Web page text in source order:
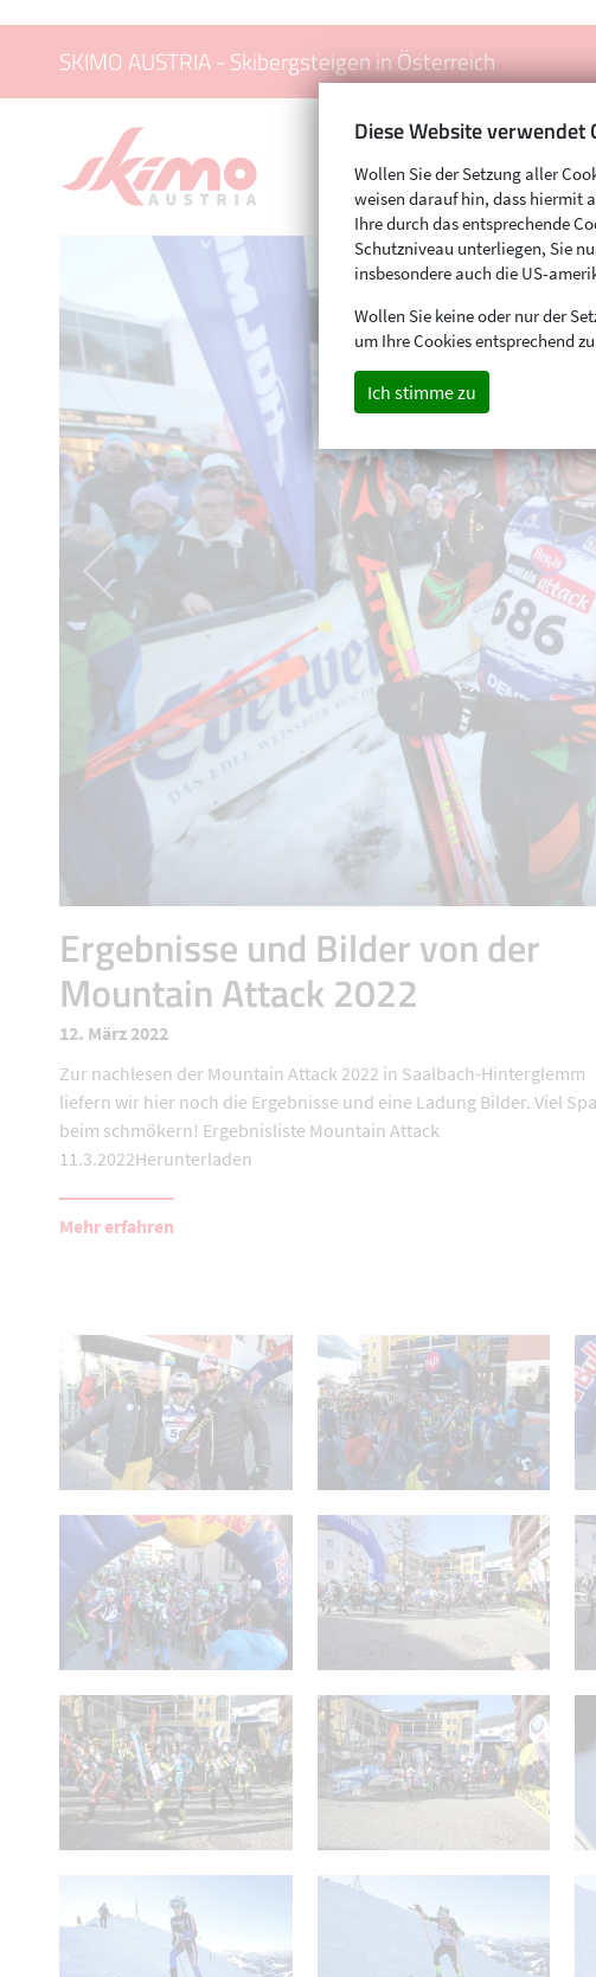
SKIMO AUSTRIA - Skibergsteigen in Österreich
Ergebnisse und Bilder von der
Mountain Attack 2022
12. März 2022
Zur nachlesen der Mountain Attack 2022 in Saalbach-Hinterglemm
liefern wir hier noch die Ergebnisse und eine Ladung Bilder. Viel
beim schmökern! Ergebnisliste Mountain Attack
11.3.2022Herunterladen
Mehr erfahren
Diese Website verwendet
Wollen Sie der Setzung aller
weisen darauf hin, dass hiermit
Ihre durch das entsprechende
Schutzniveau unterliegen, Sie
insbesondere auch die US-
Wollen Sie keine oder nur der
um Ihre Cookies entsprechend
Ich stimme zu